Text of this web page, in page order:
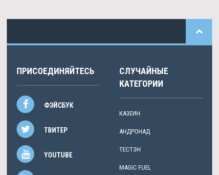
ПРИСОЕДИНЯЙТЕСЬ
ФЭЙСБУК
ТВИТЕР
YOUTUBE
СЛУЧАЙНЫЕ
КАТЕГОРИИ
КАЗЕИН
АНДРОНАД
ТЕСТЭН
MAGIC FUEL